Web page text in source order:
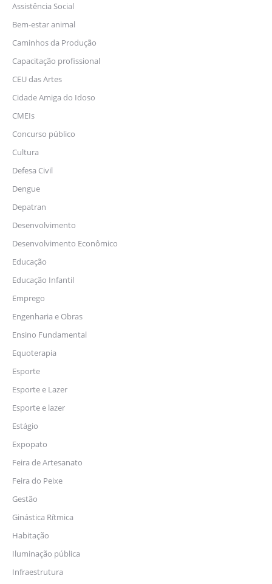
Assistência Social
Bem-estar animal
Caminhos da Produção
Capacitação profissional
CEU das Artes
Cidade Amiga do Idoso
CMEIs
Concurso público
Cultura
Defesa Civil
Dengue
Depatran
Desenvolvimento
Desenvolvimento Econômico
Educação
Educação Infantil
Emprego
Engenharia e Obras
Ensino Fundamental
Equoterapia
Esporte
Esporte e Lazer
Esporte e lazer
Estágio
Expopato
Feira de Artesanato
Feira do Peixe
Gestão
Ginástica Rítmica
Habitação
Iluminação pública
Infraestrutura